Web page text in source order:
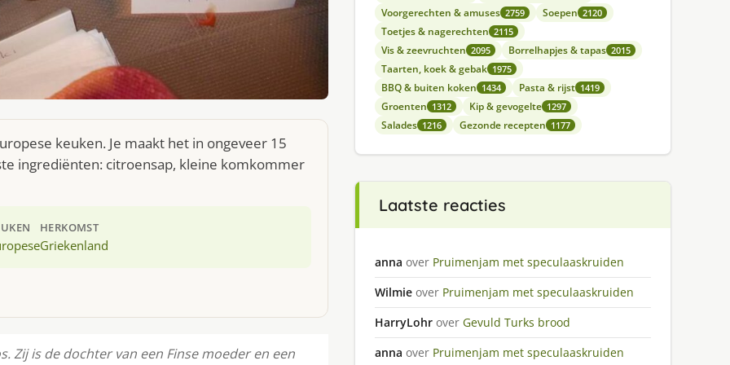
keuken. Je maakt het in ongeveer 15
ingrediënten: citroensap, kleine komkommer
HERKOMST
Griekenland
Zij is de dochter van een Finse moeder en een
Voorgerechten & amuses 2759 Soepen 2120
Toetjes & nagerechten 2115
Vis & zeevruchten 2095 Borrelhapjes & tapas 2015
Taarten, koek & gebak 1975
BBQ & buiten koken 1434 Pasta & rijst 1419
Groenten 1312 Kip & gevogelte 1297
Salades 1216 Gezonde recepten 1177
Laatste reacties
anna over Pruimenjam met speculaaskruiden
Wilmie over Pruimenjam met speculaaskruiden
HarryLohr over Gevuld Turks brood
anna over Pruimenjam met speculaaskruiden